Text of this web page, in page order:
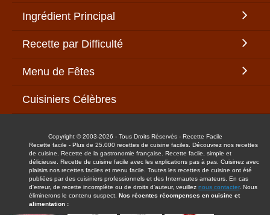
Ingrédient Principal
Recette par Difficulté
Menu de Fêtes
Cuisiniers Célèbres
Copyright © 2003-2026 - Tous Droits Réservés - Recette Facile
Recette facile - Plus de 25.000 recettes de cuisine faciles. Découvrez nos recettes
de cuisine. Recette de la gastronomie française. Recette facile, simple et
délicieuse. Recette de cuisine facile avec les explications pas à pas. Cuisinez avec
plaisirs nos recettes faciles et menu facile. Toutes les recettes de cuisine ont été
publiées par des cuisiniers professionnels et des Internautes amateurs. En cas
d'erreur, de recette incomplète ou de droits d'auteur, veuilleznous contacter. Nous
éliminerons le contenu suspect.Nos récentes récompenses en cuisine et
alimentation :